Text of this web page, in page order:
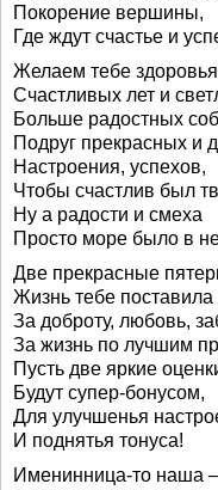
Покорение вершины,
Где ждут счастье и
Желаем тебе
Счастливых лет и
Больше радостных
Подруг прекрасных и
Настроения, успехов,
Чтобы счастлив был
Ну а радости и смеха
Просто море было в
Две прекрасные
Жизнь тебе поставила
За доброту, любовь,
За жизнь по лучшим
Пусть две яркие
Будут супер-бонусом,
Для улучшенья
И поднятья тонуса!
Именинница-то наша –